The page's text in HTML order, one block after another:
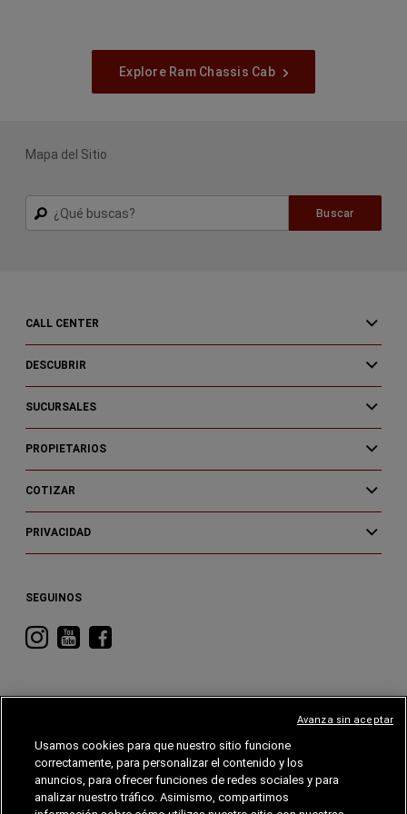
Explore Ram Chassis Cab
Mapa del Sitio
Buscar
Buscar
CALL CENTER
DESCUBRIR
SUCURSALES
PROPIETARIOS
COTIZAR
PRIVACIDAD
SEGUINOS
Visitá
Instagram
Visitá
YouTube
Visitá
Facebook
DODGE ROMEO
Usamos cookies para que nuestro sitio funcione
correctamente, para personalizar el contenido y los
anuncios, para ofrecer funciones de redes sociales y para
analizar nuestro tráfico. Asimismo, compartimos
Avanza sin aceptar